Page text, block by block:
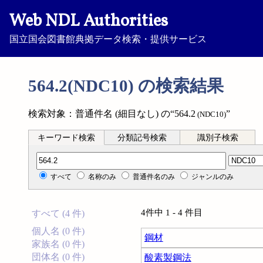
Web NDL Authorities
国立国会図書館典拠データ検索・提供サービス
564.2(NDC10) の検索結果
検索対象：普通件名 (細目なし) の“564.2 (NDC10)”
キーワード検索 分類記号検索 識別子検索
分類記号検索
すべて 名称のみ 普通件名のみ ジャンルのみ
すべて (4 件)
個人名 (0 件)
家族名 (0 件)
団体名 (0 件)
4件中 1 - 4 件目
鋼材
酸素製鋼法